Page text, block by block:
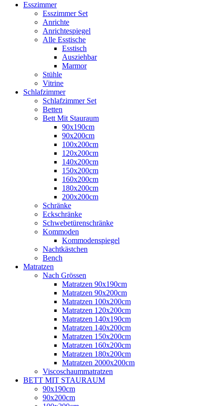
Esszimmer
Esszimmer Set
Anrichte
Anrichtespiegel
Alle Esstische
Esstisch
Ausziehbar
Marmor
Stühle
Vitrine
Schlafzimmer
Schlafzimmer Set
Betten
Bett Mit Stauraum
90x190cm
90x200cm
100x200cm
120x200cm
140x200cm
150x200cm
160x200cm
180x200cm
200x200cm
Schränke
Eckschränke
Schwebetürenschränke
Kommoden
Kommodenspiegel
Nachtkästchen
Bench
Matratzen
Nach Grössen
Matratzen 90x190cm
Matratzen 90x200cm
Matratzen 100x200cm
Matratzen 120x200cm
Matratzen 140x190cm
Matratzen 140x200cm
Matratzen 150x200cm
Matratzen 160x200cm
Matratzen 180x200cm
Matratzen 2000x200cm
Viscoschaummatratzen
BETT MIT STAURAUM
90x190cm
90x200cm